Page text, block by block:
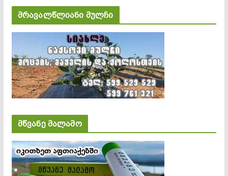
მრავალწლიანი მულჩი
მწვანე მალამო